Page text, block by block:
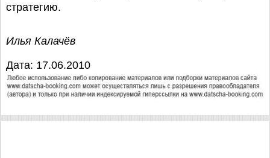
стратегию.
Илья Калачёв
Дата: 17.06.2010